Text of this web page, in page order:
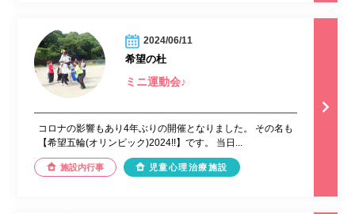
2024/06/11
希望の杜
ミニ運動会♪
コロナの影響もあり4年ぶりの開催となりました。 その名も
【希望五輪(オリンピック)2024!!】です。 当日...
施設内行事 児童心理治療施設